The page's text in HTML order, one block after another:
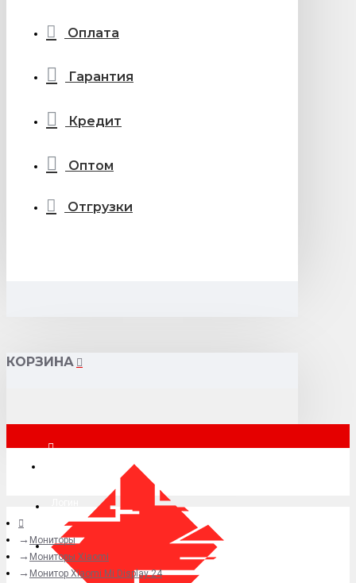
Оплата
Гарантия
Кредит
Оптом
Отгрузки
КОРЗИНА
+7 (495) 015-41-41
Мониторы
Мониторы Xiaomi
Монитор Xiaomi Mi Display 24